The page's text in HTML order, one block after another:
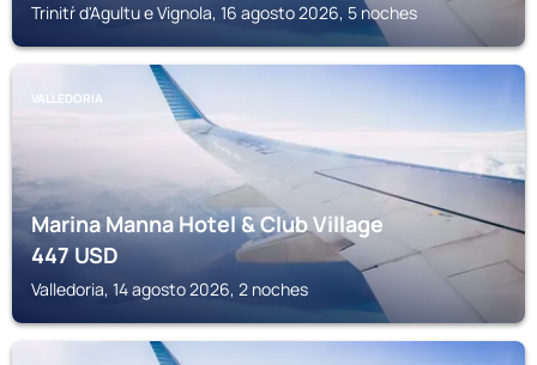
Trinitŕ d'Agultu e Vignola, 16 agosto 2026, 5 noches
VALLEDORIA
Marina Manna Hotel & Club Village
447USD
Valledoria, 14 agosto 2026, 2 noches